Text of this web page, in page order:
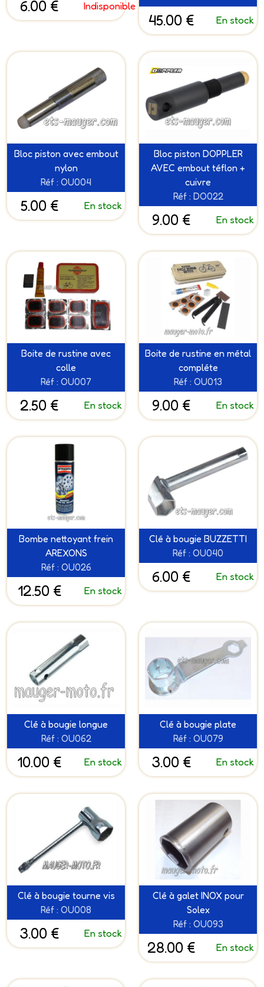
6.00 € Indisponible
45.00 € En stock
Bloc piston avec embout
nylon
Réf : OU004
5.00 € En stock
Bloc piston DOPPLER
AVEC embout téflon +
cuivre
Réf : DO022
9.00 € En stock
Boite de rustine avec
colle
Réf : OU007
2.50 € En stock
Boite de rustine en métal
compléte
Réf : OU013
9.00 € En stock
Bombe nettoyant frein
AREXONS
Réf : OU026
12.50 € En stock
Clé à bougie BUZZETTI
Réf : OU040
6.00 € En stock
Clé à bougie longue
Réf : OU062
10.00 € En stock
Clé à bougie plate
Réf : OU079
3.00 € En stock
Clé à bougie tourne vis
Réf : OU008
3.00 € En stock
Clé à galet INOX pour
Solex
Réf : OU093
28.00 € En stock